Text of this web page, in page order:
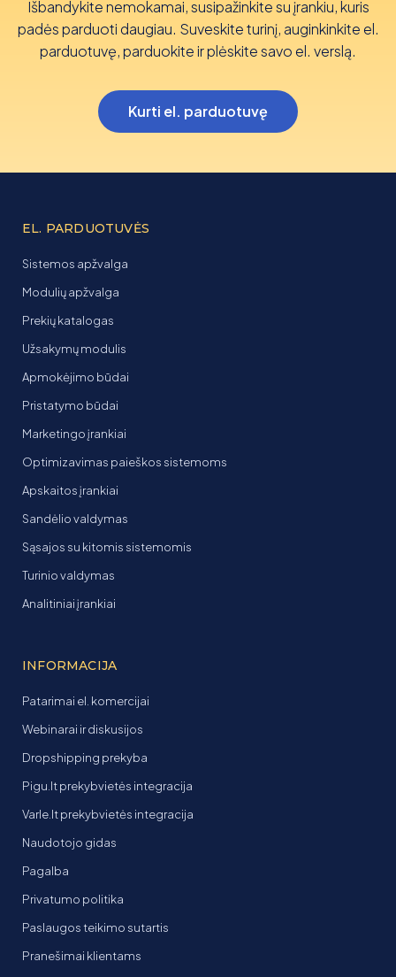
Išbandykite nemokamai, susipažinkite su įrankiu, kuris
padės parduoti daugiau. Suveskite turinį, auginkinkite el.
parduotuvę, parduokite ir plėskite savo el. verslą.
Kurti el. parduotuvę
EL. PARDUOTUVĖS
Sistemos apžvalga
Modulių apžvalga
Prekių katalogas
Užsakymų modulis
Apmokėjimo būdai
Pristatymo būdai
Marketingo įrankiai
Optimizavimas paieškos sistemoms
Apskaitos įrankiai
Sandėlio valdymas
Sąsajos su kitomis sistemomis
Turinio valdymas
Analitiniai įrankiai
INFORMACIJA
Patarimai el. komercijai
Webinarai ir diskusijos
Dropshipping prekyba
Pigu.lt prekybvietės integracija
Varle.lt prekybvietės integracija
Naudotojo gidas
Pagalba
Privatumo politika
Paslaugos teikimo sutartis
Pranešimai klientams